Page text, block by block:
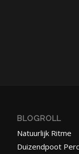
BLOGROLL
Natuurlijk Ritme
Duizendpoot